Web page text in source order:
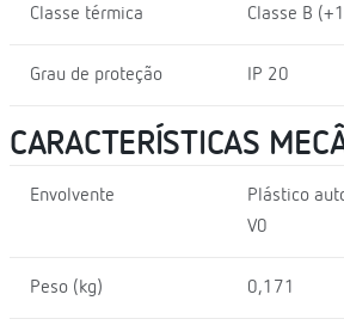
Classe térmica Classe B
Grau de proteção IP 20
CARACTERÍSTICAS
Envolvente
Plástico
V0
Peso (kg) 0,171